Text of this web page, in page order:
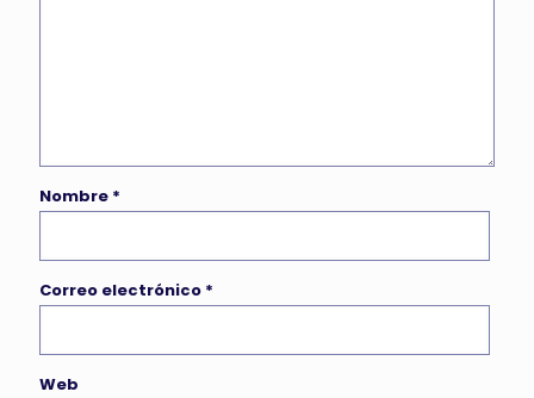
Nombre *
Correo electrónico *
Web